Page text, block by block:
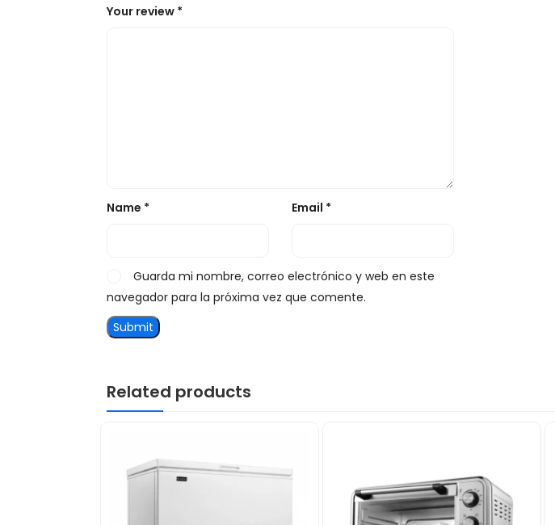
Your review *
Name * Email *
Guarda mi nombre, correo electrónico y web en este
navegador para la próxima vez que comente.
Related products